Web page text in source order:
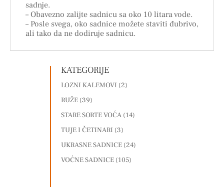
sadnje.
– Obavezno zalijte sadnicu sa oko 10 litara vode.
– Posle svega, oko sadnice možete staviti đubrivo,
ali tako da ne dodiruje sadnicu.
KATEGORIJE
LOZNI KALEMOVI (2)
RUŽE (39)
STARE SORTE VOĆA (14)
TUJE I ČETINARI (3)
UKRASNE SADNICE (24)
VOĆNE SADNICE (105)